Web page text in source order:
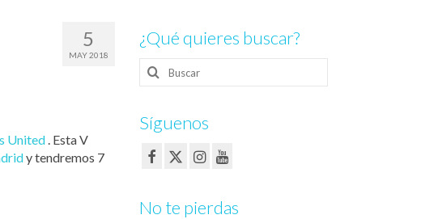
5
MAY 2018
United . Esta V
y tendremos 7
¿Qué quieres buscar?
Buscar
por:
Síguenos
No te pierdas